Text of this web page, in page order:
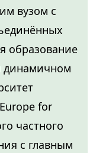
вузом с
образование
динамичном
for
частного
с главным